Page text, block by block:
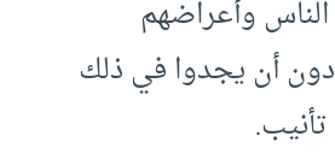
وأعراضهم
أن يجدوا في ذلك